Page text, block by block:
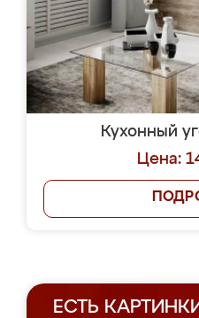
Кухонный
Цена:
ЕСТЬ